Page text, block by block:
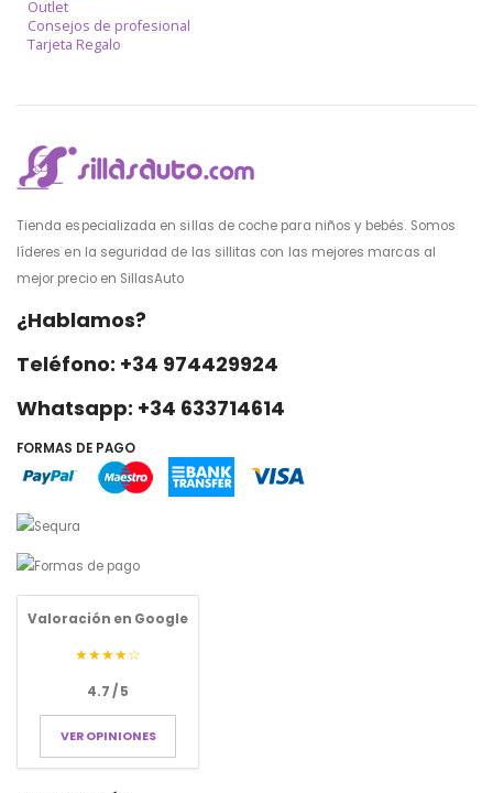
Outlet
Consejos de profesional
Tarjeta Regalo
Tienda especializada en sillas de coche para niños y bebés. Somos
líderes en la seguridad de las sillitas con las mejores marcas al
mejor precio en SillasAuto
¿Hablamos?
Teléfono: +34 974429924
Whatsapp: +34 633714614
FORMAS DE PAGO
Valoración en Google
★★★★☆
4.7 / 5
VER OPINIONES